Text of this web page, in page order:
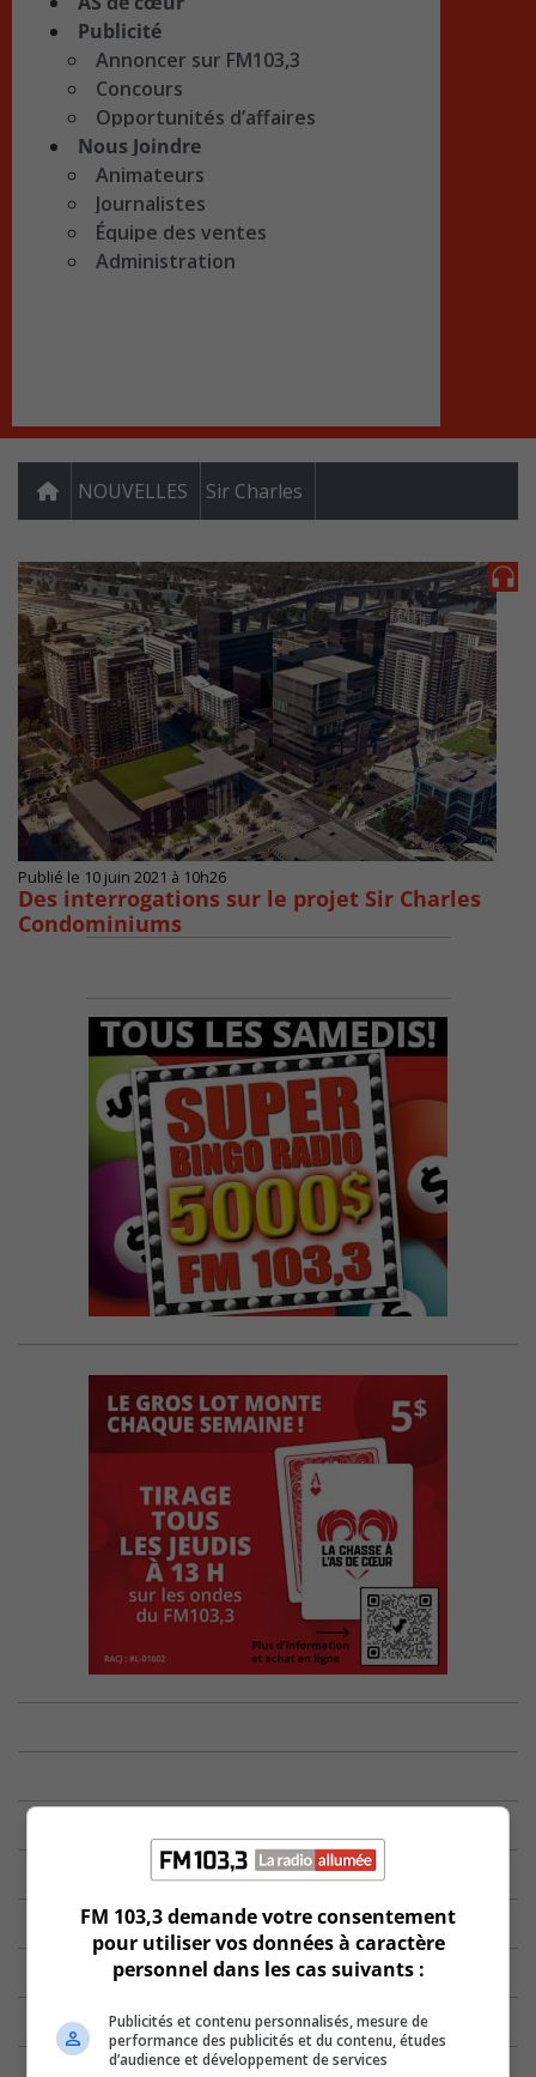
Publicité
Annoncer sur FM103,3
Concours
Opportunités d’affaires
Nous Joindre
Animateurs
Journalistes
Équipe des ventes
Administration
NOUVELLES Sir Charles
Publié le 10 juin 2021 à 10h26
Des interrogations sur le projet Sir Charles
Condominiums
FM 103,3 demande votre consentement
pour utiliser vos données à caractère
personnel dans les cas suivants :
Publicités et contenu personnalisés, mesure de
performance des publicités et du contenu, études
d’audience et développement de services